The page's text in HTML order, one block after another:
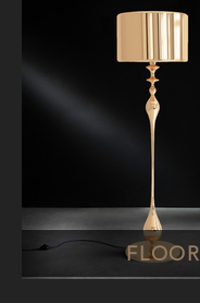
FLOOR